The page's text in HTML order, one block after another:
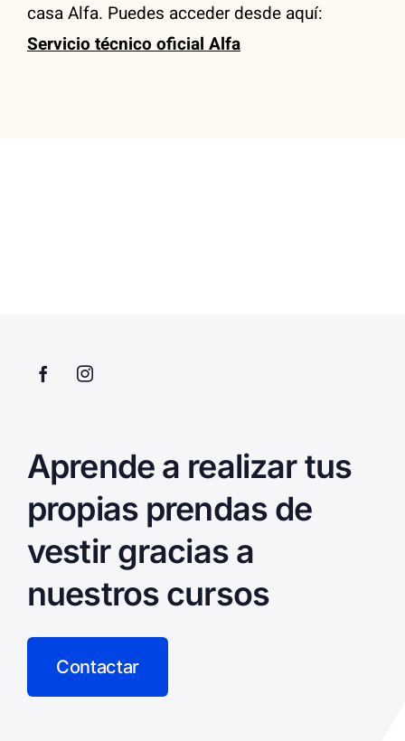
casa Alfa. Puedes acceder desde aquí:
Servicio técnico oficial Alfa
Aprende a realizar tus
propias prendas de
vestir gracias a
nuestros cursos
Contactar